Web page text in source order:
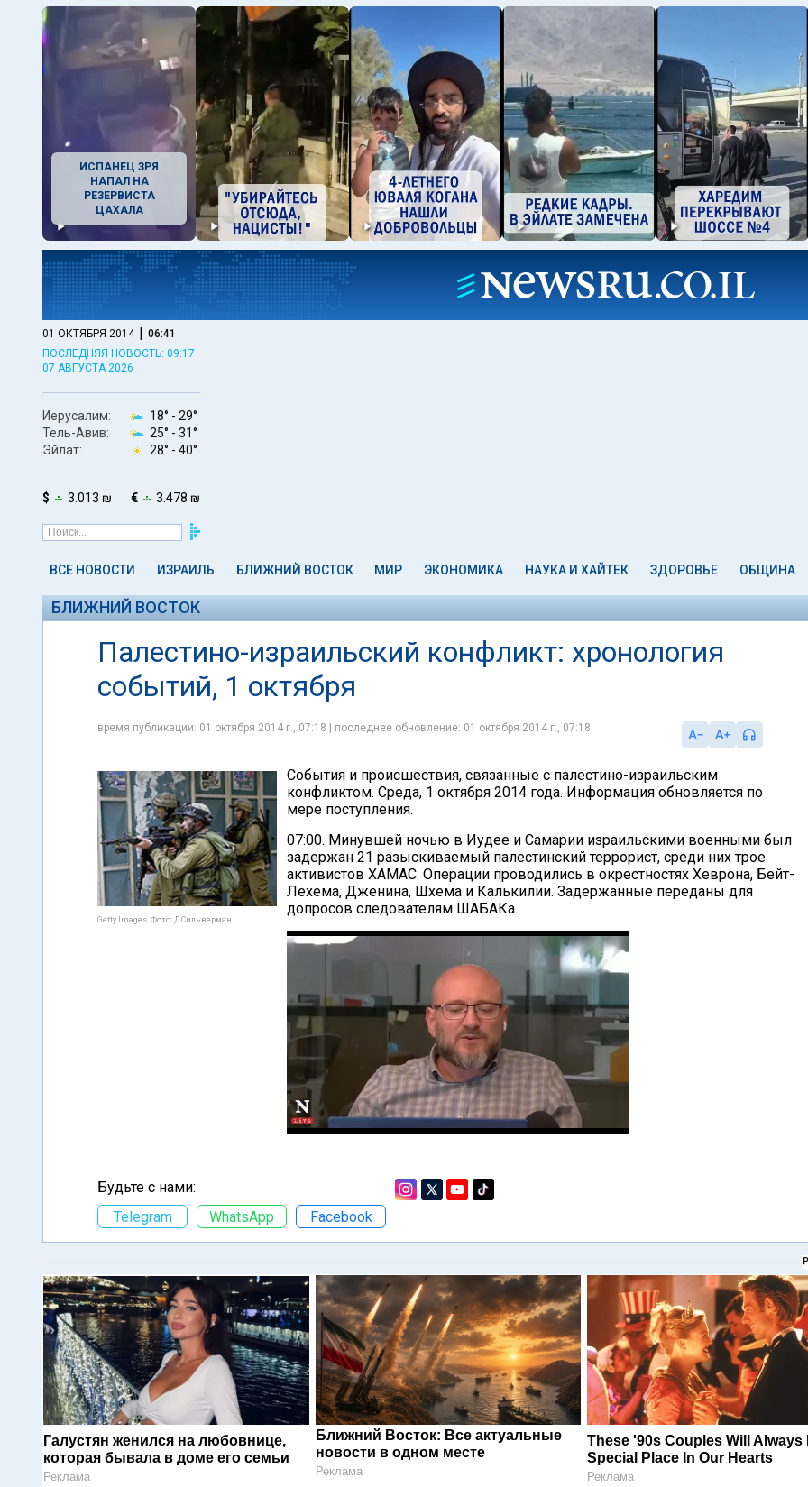
ИСПАНЕЦ ЗРЯ
НАПАЛ НА
РЕЗЕРВИСТА
ЦАХАЛА
01 ОКТЯБРЯ 2014 | 06:41
ПОСЛЕДНЯЯ НОВОСТЬ: 09:17
07 АВГУСТА 2026
Иерусалим: 18° - 29°
Тель-Авив:
25° - 31°
Эйлат:
28° - 40°
$ 3.013 ₪ € 3.478 ₪
ВСЕ НОВОСТИ ИЗРАИЛЬ БЛИЖНИЙ ВОСТОК МИР ЭКОНОМИКА НАУКА И ХАЙТЕК ЗДОРОВЬЕ ОБЩИНА
БЛИЖНИЙ ВОСТОК
Палестино-израильский конфликт: хронология
событий, 1 октября
время публикации: 01 октября 2014 г., 07:18 | последнее обновление: 01 октября 2014 г., 07:18
Getty Images. Фото: Д.Сильверман
События и происшествия, связанные с палестино-израильским
конфликтом. Среда, 1 октября 2014 года. Информация обновляется по
мере поступления.
07:00. Минувшей ночью в Иудее и Самарии израильскими военными был
задержан 21 разыскиваемый палестинский террорист, среди них трое
активистов ХАМАС. Операции проводились в окрестностях Хеврона, Бейт-
Лехема, Дженина, Шхема и Калькилии. Задержанные переданы для
допросов следователям ШАБАКа.
Будьте с нами:
Telegram
WhatsApp Facebook
Галустян женился на любовнице,
которая бывала в доме его семьи
Реклама
Ближний Восток: Все актуальные
новости в одном месте
Реклама
These '90s Couples Will Always
Special Place In Our Hearts
Реклама